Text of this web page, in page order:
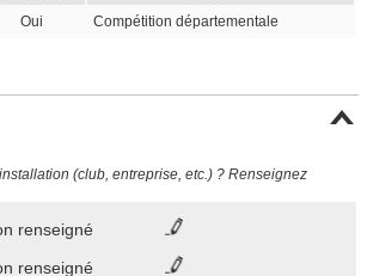
Oui Compétition départementale
(club, entreprise, etc.) ? Renseignez
renseigné
renseigné